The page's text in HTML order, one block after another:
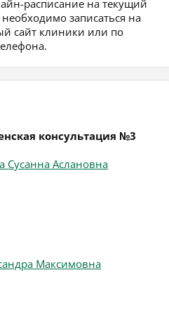
расписание на текущий
записаться на
сайт клиники или по
консультация №3
Сусанна Аслановна
Максимовна